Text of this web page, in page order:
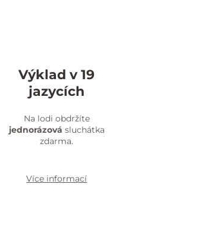
Výklad v 19
jazycích
Na lodi obdržíte
jednorázová sluchátka
zdarma.
Více informací